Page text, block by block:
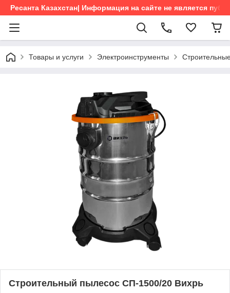
Ресанта Казахстан| Информация на сайте не является
Товары и услуги Электроинструменты
Строительный пылесос СП-1500/20 Вихрь